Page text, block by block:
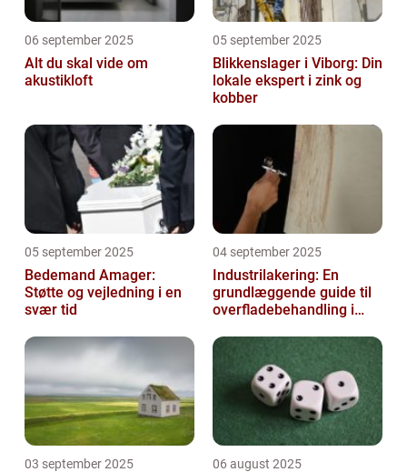
06 september 2025
Alt du skal vide om
akustikloft
05 september 2025
Blikkenslager i Viborg: Din
lokale ekspert i zink og
kobber
05 september 2025
Bedemand Amager:
Støtte og vejledning i en
svær tid
04 september 2025
Industrilakering: En
grundlæggende guide til
overfladebehandling i
03 september 2025 06 august 2025